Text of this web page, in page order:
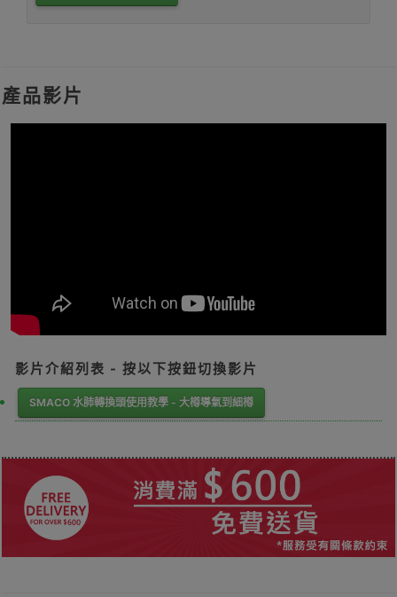
產品影片
影片介紹列表 - 按以下按鈕切換影片
SMACO 水肺轉換頭使用教學 - 大樽導氣到細樽